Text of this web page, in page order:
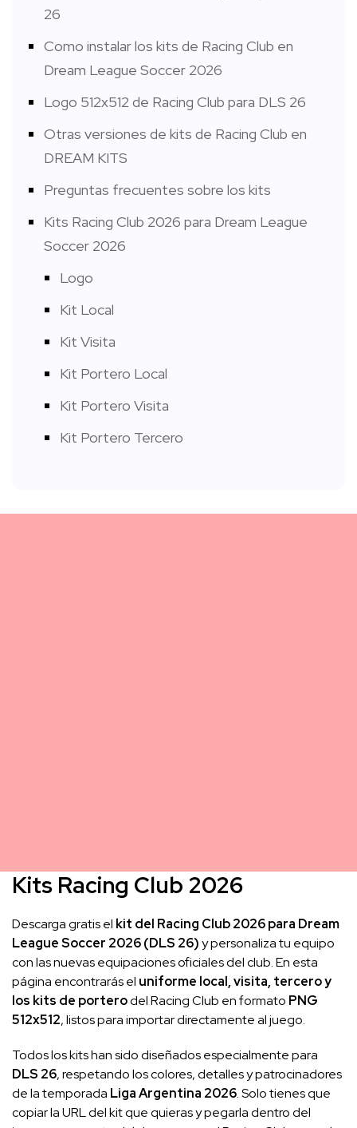
26
Como instalar los kits de Racing Club en
Dream League Soccer 2026
Logo 512x512 de Racing Club para DLS 26
Otras versiones de kits de Racing Club en
DREAM KITS
Preguntas frecuentes sobre los kits
Kits Racing Club 2026 para Dream League
Soccer 2026
Logo
Kit Local
Kit Visita
Kit Portero Local
Kit Portero Visita
Kit Portero Tercero
Kits Racing Club 2026
Descarga gratis el kit del Racing Club 2026 para Dream
League Soccer 2026 (DLS 26)y personaliza tu equipo
con las nuevas equipaciones oficiales del club. En esta
página encontrarás el uniforme local, visita, tercero y
los kits de porterodel Racing Club en formato PNG
512x512, listos para importar directamente al juego.
Todos los kits han sido diseñados especialmente para
DLS 26, respetando los colores, detalles y patrocinadores
de la temporada Liga Argentina 2026. Solo tienes que
copiar la URL del kit que quieras y pegarla dentro del